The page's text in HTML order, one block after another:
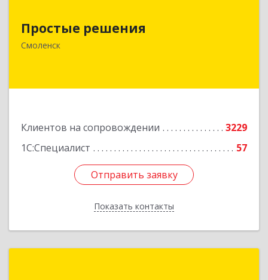
Простые решения
Смоленск
Клиентов на сопровождении
3229
1С:Специалист
57
Отправить заявку
Показать контакты
214015, Смоленская обл, Смоленск г, Большая
Отправить заявку
Назад